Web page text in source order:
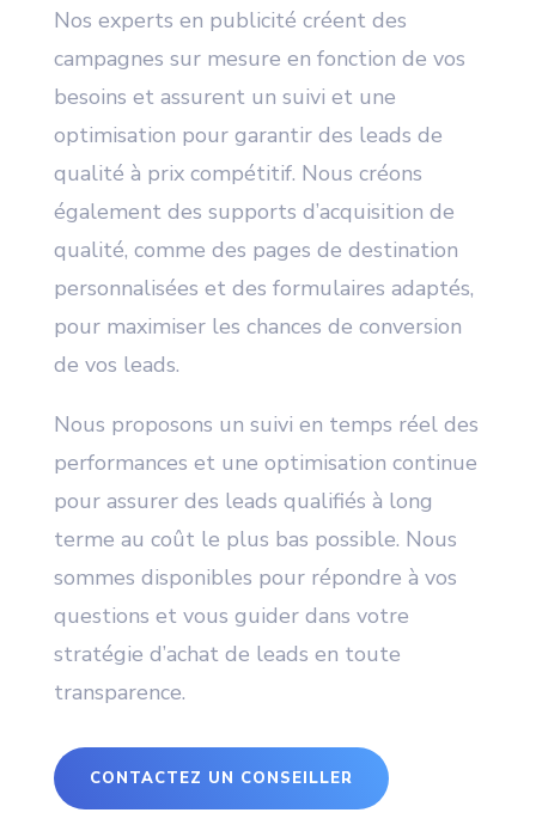
Nos experts en publicité créent des
campagnes sur mesure en fonction de vos
besoins et assurent un suivi et une
optimisation pour garantir des leads de
qualité à prix compétitif. Nous créons
également des supports d’acquisition de
qualité, comme des pages de destination
personnalisées et des formulaires adaptés,
pour maximiser les chances de conversion
de vos leads.
Nous proposons un suivi en temps réel des
performances et une optimisation continue
pour assurer des leads qualifiés à long
terme au coût le plus bas possible. Nous
sommes disponibles pour répondre à vos
questions et vous guider dans votre
stratégie d’achat de leads en toute
transparence.
CONTACTEZ UN CONSEILLER